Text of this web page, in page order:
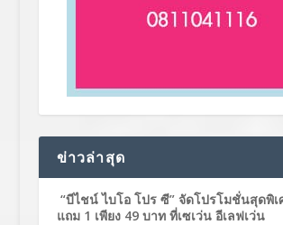
ข่าวล่าสุด
“บีไชน์ ไบโอ โปร ซี” จัดโปรโมชั่นสุดพิเ
แถม 1 เพียง 49 บาท ที่เซเว่น อีเลฟเว่น